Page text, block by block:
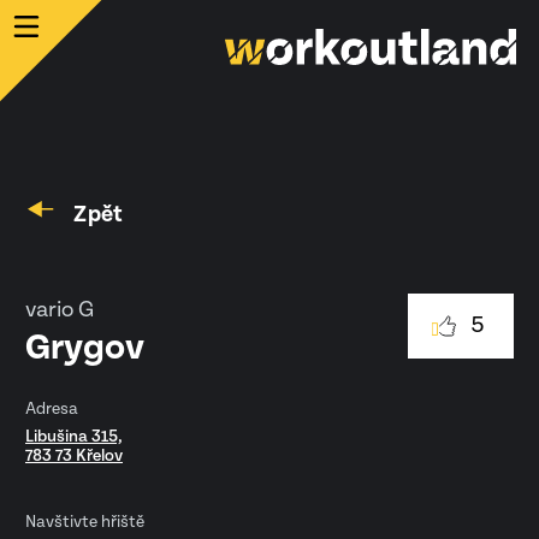
Zpět
vario G
Grygov
5
Adresa
Libušina 315,
783 73 Křelov
Navštivte hřiště